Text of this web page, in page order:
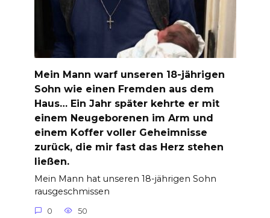
Mein Mann warf unseren 18-jährigen
Sohn wie einen Fremden aus dem
Haus… Ein Jahr später kehrte er mit
einem Neugeborenen im Arm und
einem Koffer voller Geheimnisse
zurück, die mir fast das Herz stehen
ließen.
Mein Mann hat unseren 18-jährigen Sohn
rausgeschmissen
0 50